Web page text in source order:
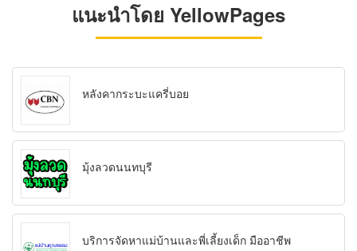
แนะนำโดย YellowPages
หลังคากระบะแครี่บอย
มุ้งลวดนนทบุรี
บริการจัดหาแม่บ้านและพี่เลี้ยงเด็ก มืออาชีพ